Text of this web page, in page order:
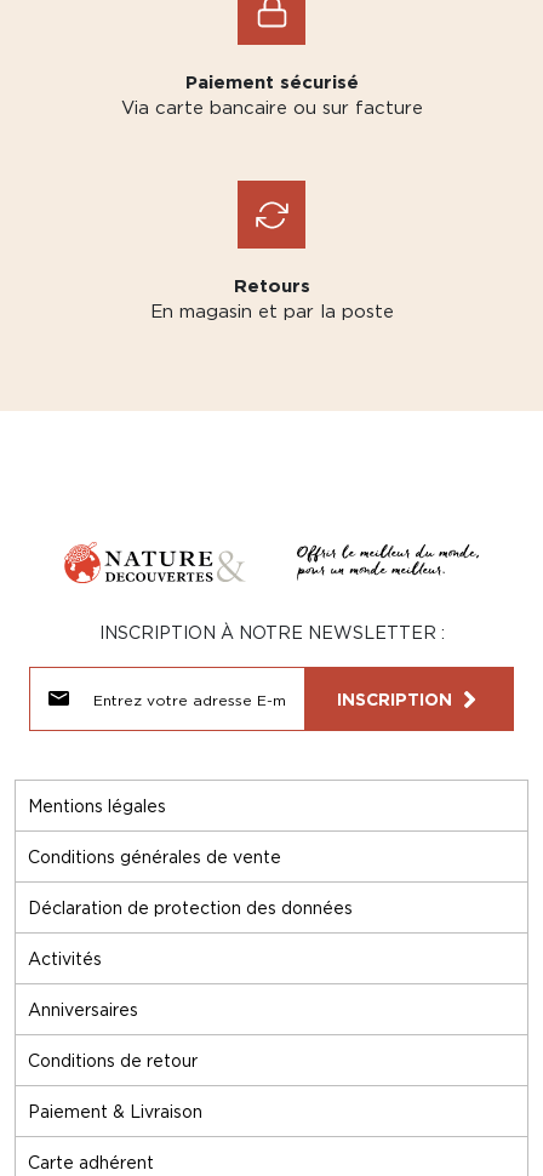
Paiement sécurisé
Via carte bancaire ou sur facture
Retours
En magasin et par la poste
Mentions légales
Conditions générales de vente
Déclaration de protection des données
Activités
Anniversaires
Conditions de retour
Paiement & Livraison
Carte adhérent
INSCRIPTION À NOTRE NEWSLETTER :
INSCRIPTION